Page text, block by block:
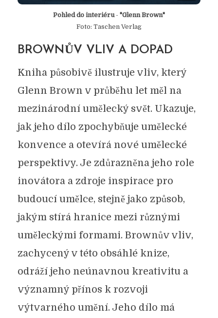
Pohled do interiéru - "Glenn Brown"
Foto: Taschen Verlag
BROWNŮV VLIV A DOPAD
Kniha působivě ilustruje vliv, který
Glenn Brown v průběhu let měl na
mezinárodní umělecký svět. Ukazuje,
jak jeho dílo zpochybňuje umělecké
konvence a otevírá nové umělecké
perspektivy. Je zdůrazněna jeho role
inovátora a zdroje inspirace pro
budoucí umělce, stejně jako způsob,
jakým stírá hranice mezi různými
uměleckými formami. Brownův vliv,
zachycený v této obsáhlé knize,
odráží jeho neúnavnou kreativitu a
významný přínos k rozvoji
výtvarného umění. Jeho dílo má